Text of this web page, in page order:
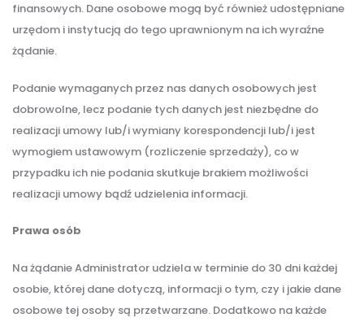
finansowych. Dane osobowe mogą być również udostępniane
urzędom i instytucją do tego uprawnionym na ich wyraźne
żądanie.
Podanie wymaganych przez nas danych osobowych jest
dobrowolne, lecz podanie tych danych jest niezbędne do
realizacji umowy lub/i wymiany korespondencji lub/i jest
wymogiem ustawowym (rozliczenie sprzedaży), co w
przypadku ich nie podania skutkuje brakiem możliwości
realizacji umowy bądź udzielenia informacji.
Prawa osób
Na żądanie Administrator udziela w terminie do 30 dni każdej
osobie, której dane dotyczą, informacji o tym, czy i jakie dane
osobowe tej osoby są przetwarzane. Dodatkowo na każde